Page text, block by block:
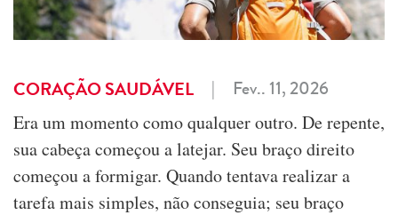
CORAÇÃO SAUDÁVEL | Fev.. 11, 2026
Era um momento como qualquer outro. De repente,
sua cabeça começou a latejar. Seu braço direito
começou a formigar. Quando tentava realizar a
tarefa mais simples, não conseguia; seu braço